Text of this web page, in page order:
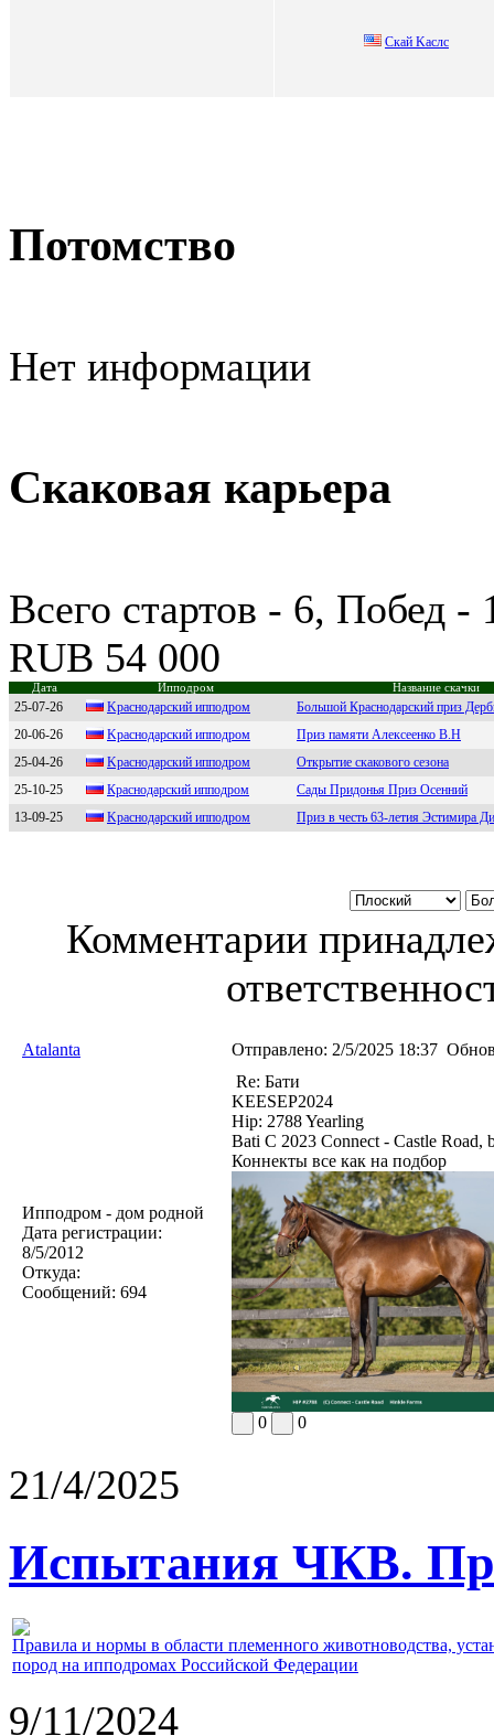
Cкaй Kacлc
Потомство
Нет информации
Скаковая карьера
Всего стартов - 6, Побед
RUB 54 000
Дата Ипподром Название скачки
25-07-26 Kpaснoдapский иппoдpoм
Большой Краснодарский приз
20-06-26
Kраснoдарский иппoдрoм
Приз памяти Алексеенко В.Н
25-04-26
Kpаснoдаpский иппoдpoм
Открытие скакового сезона
25-10-25
Крaснодaрский ипподром
Сады Придонья Приз Осенний
13-09-25
Kраcнoдарcкий иппoдрoм Приз в честь 63-летия Эстимира
Комментарии
Atalanta Отправлено: 2/5/2025 18:37
Ипподром - дом родной
Дата регистрации:
8/5/2012
Откуда:
Сообщений: 694
Re: Бати
KEESEP2024
Hip: 2788 Yearling
Bati C 2023 Connect - Castle Road,
Коннекты все как на подбор
0 0
21/4/2025
Испытания ЧКВ.
Правила и нормы в области племенного животноводства,
пород на ипподромах Российской Федерации
9/11/2024